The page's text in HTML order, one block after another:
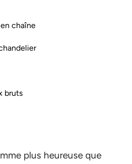
chaîne
bruts
plus heureuse que